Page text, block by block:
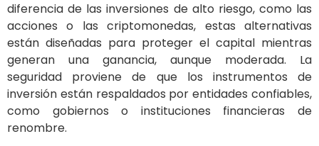
diferencia de las inversiones de alto riesgo, como las
acciones o las criptomonedas, estas alternativas
están diseñadas para proteger el capital mientras
generan una ganancia, aunque moderada. La
seguridad proviene de que los instrumentos de
inversión están respaldados por entidades confiables,
como gobiernos o instituciones financieras de
renombre.